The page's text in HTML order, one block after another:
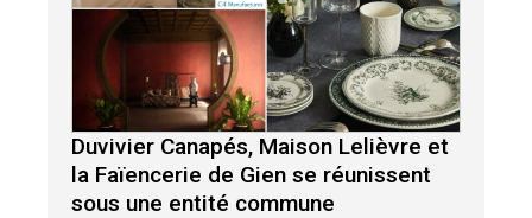
Duvivier Canapés, Maison Lelièvre et
la Faïencerie de Gien se réunissent
sous une entité commune